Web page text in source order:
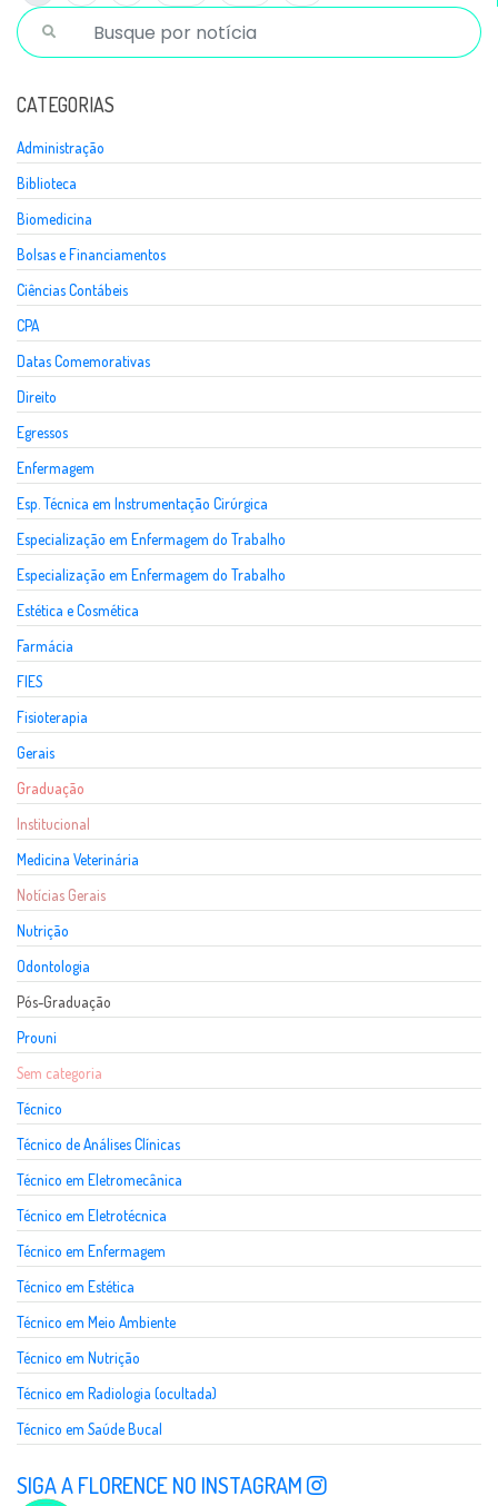
CATEGORIAS
Administração
Biblioteca
Biomedicina
Bolsas e Financiamentos
Ciências Contábeis
CPA
Datas Comemorativas
Direito
Egressos
Enfermagem
Esp. Técnica em Instrumentação Cirúrgica
Especialização em Enfermagem do Trabalho
Especialização em Enfermagem do Trabalho
Estética e Cosmética
Farmácia
FIES
Fisioterapia
Gerais
Graduação
Institucional
Medicina Veterinária
Notícias Gerais
Nutrição
Odontologia
Pós-Graduação
Prouni
Sem categoria
Técnico
Técnico de Análises Clínicas
Técnico em Eletromecânica
Técnico em Eletrotécnica
Técnico em Enfermagem
Técnico em Estética
Técnico em Meio Ambiente
Técnico em Nutrição
Técnico em Radiologia (ocultada)
Técnico em Saúde Bucal
SIGA A FLORENCE NO INSTAGRAM